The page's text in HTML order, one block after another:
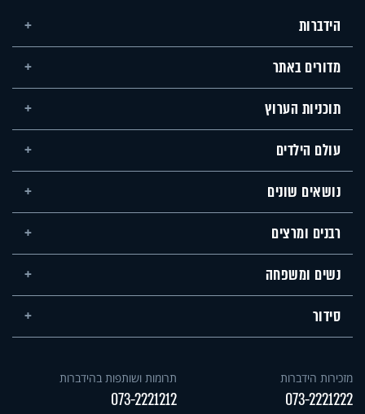
הידברות
מדורים באתר
תוכניות הערוץ
עולם הילדים
נושאים שונים
רבנים ומרצים
נשים ומשפחה
סידור
מזכירות הידברות
073-2221222
תרומות ושותפות בהידברות
073-2221212